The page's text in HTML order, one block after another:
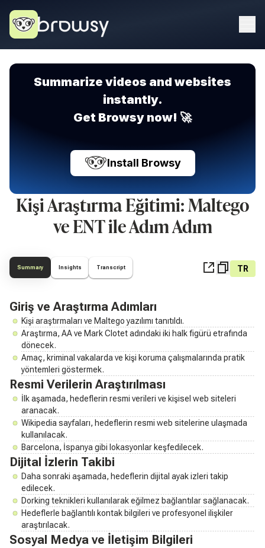
Summarize videos and websites
instantly.
Get Browsy now! 🚀
Install Browsy
Kişi Araştırma Eğitimi: Maltego
ve ENT ile Adım Adım
Summary Insights Transcript TR
Giriş ve Araştırma Adımları
Kişi araştırmaları ve Maltego yazılımı tanıtıldı.
Araştırma, AA ve Mark Clotet adındaki iki halk figürü etrafında
dönecek.
Amaç, kriminal vakalarda ve kişi koruma çalışmalarında pratik
yöntemleri göstermek.
Resmi Verilerin Araştırılması
İlk aşamada, hedeflerin resmi verileri ve kişisel web siteleri
aranacak.
Wikipedia sayfaları, hedeflerin resmi web sitelerine ulaşmada
kullanılacak.
Barcelona, İspanya gibi lokasyonlar keşfedilecek.
Dijital İzlerin Takibi
Daha sonraki aşamada, hedeflerin dijital ayak izleri takip
edilecek.
Dorking teknikleri kullanılarak eğilmez bağlantılar sağlanacak.
Hedeflerle bağlantılı kontak bilgileri ve profesyonel ilişkiler
araştırılacak.
Sosyal Medya ve İletişim Bilgileri